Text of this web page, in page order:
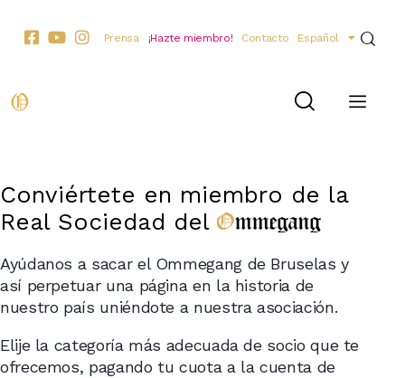
Prensa ¡Hazte miembro! Contacto Español
Conviértete en miembro de la
Real Sociedad del
Ommegang
Ayúdanos a sacar el Ommegang de Bruselas y
así perpetuar una página en la historia de
nuestro país uniéndote a nuestra asociación.
Elije la categoría más adecuada de socio que te
ofrecemos, pagando tu cuota a la cuenta de